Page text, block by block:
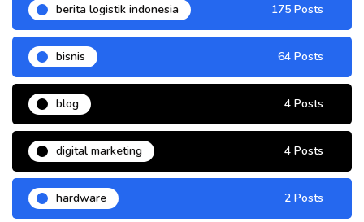
berita logistik indonesia 175 Posts
bisnis 64 Posts
blog 4 Posts
digital marketing 4 Posts
hardware 2 Posts